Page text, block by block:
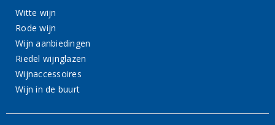
Witte wijn
Rode wijn
Wijn aanbiedingen
Riedel wijnglazen
Wijnaccessoires
Wijn in de buurt